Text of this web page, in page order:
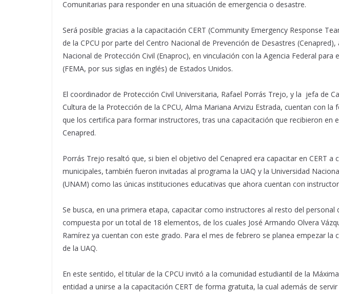
Comunitarias para responder en una situación de emergencia o desastre.
Será posible gracias a la capacitación CERT (Community Emergency Response
de la CPCU por parte del Centro Nacional de Prevención de Desastres (Cenapred),
Nacional de Protección Civil (Enaproc), en vinculación con la Agencia Federal para
(FEMA, por sus siglas en inglés) de Estados Unidos.
El coordinador de Protección Civil Universitaria, Rafael Porrás Trejo, y la jefa de
Cultura de la Protección de la CPCU, Alma Mariana Arvizu Estrada, cuentan con la
que los certifica para formar instructores, tras una capacitación que recibieron en
Cenapred.
Porrás Trejo resaltó que, si bien el objetivo del Cenapred era capacitar en CERT a
municipales, también fueron invitadas al programa la UAQ y la Universidad
(UNAM) como las únicas instituciones educativas que ahora cuentan con
Se busca, en una primera etapa, capacitar como instructores al resto del personal
compuesta por un total de 18 elementos, de los cuales José Armando Olvera
Ramírez ya cuentan con este grado. Para el mes de febrero se planea empezar la
de la UAQ.
En este sentido, el titular de la CPCU invitó a la comunidad estudiantil de la
entidad a unirse a la capacitación CERT de forma gratuita, la cual además de